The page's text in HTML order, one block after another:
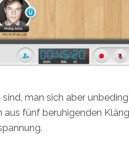
man sich aber
aus fünf beruhigenden